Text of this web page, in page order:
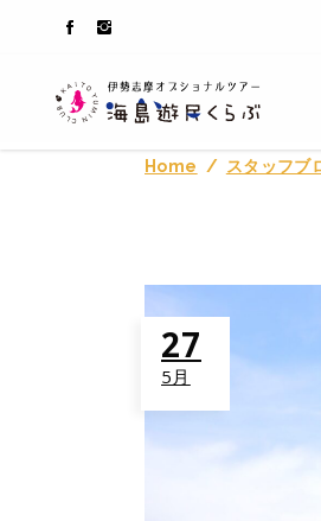
Home / スタッフブ
27
5月